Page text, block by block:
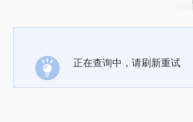
正在查询中，请刷新重试